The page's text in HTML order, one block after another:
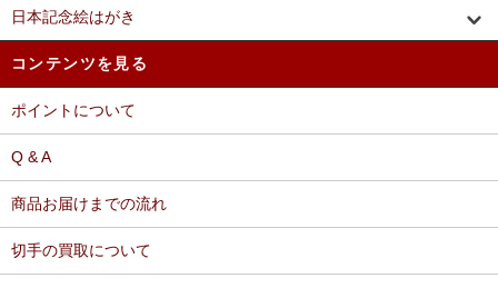
日本記念絵はがき
コンテンツを見る
ポイントについて
Q & A
商品お届けまでの流れ
切手の買取について